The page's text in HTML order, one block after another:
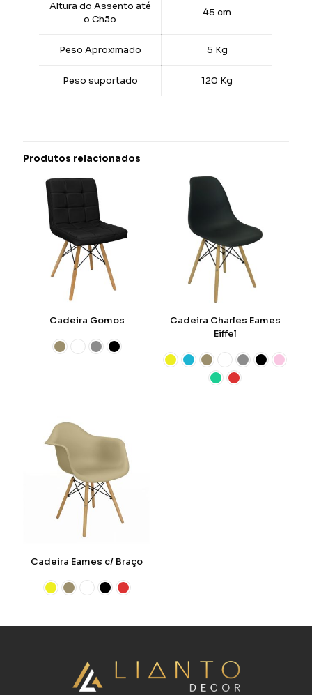
Altura do Assento até
o Chão
45 cm
Peso Aproximado 5 Kg
Peso suportado 120 Kg
Produtos relacionados
Cadeira Gomos
Cadeira Charles Eames
Eiffel
Cadeira Eames c/ Braço